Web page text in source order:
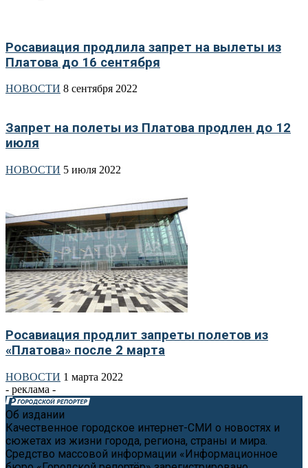
Росавиация продлила запрет на вылеты из
Платова до 16 сентября
НОВОСТИ 8 сентября 2022
Запрет на полеты из Платова продлен до 12
июля
НОВОСТИ 5 июля 2022
Росавиация продлит запреты полетов из
«Платова» после 2 марта
НОВОСТИ 1 марта 2022
- реклама -
Об издании
Качественное городское интернет-СМИ о новостях и
сюжетах из жизни города, региона, страны и мира.
Средство массовой информации «Информационное